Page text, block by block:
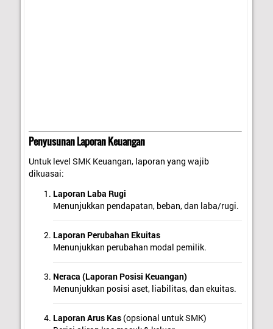
Penyusunan Laporan Keuangan
Untuk level SMK Keuangan, laporan yang wajib
dikuasai:
Laporan Laba Rugi
Menunjukkan pendapatan, beban, dan laba/rugi.
Laporan Perubahan Ekuitas
Menunjukkan perubahan modal pemilik.
Neraca (Laporan Posisi Keuangan)
Menunjukkan posisi aset, liabilitas, dan ekuitas.
Laporan Arus Kas (opsional untuk SMK)